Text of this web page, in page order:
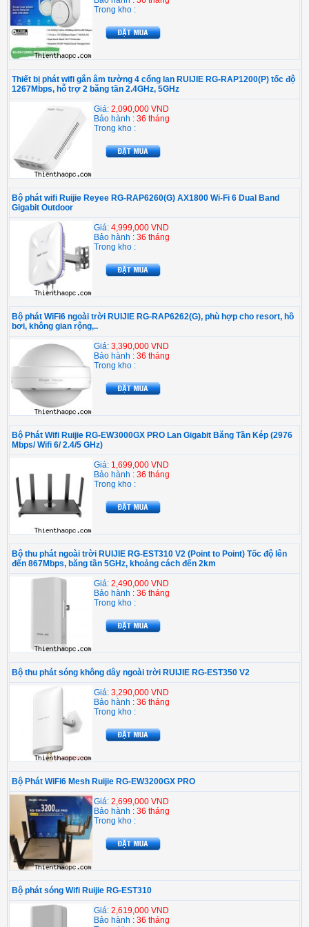
Trong kho :
Thiết bị phát wifi gắn âm tường 4 cổng lan RUIJIE RG-RAP1200(P) tốc độ
1267Mbps, hỗ trợ 2 băng tần 2.4GHz, 5GHz
Giá: 2,090,000 VND
Bảo hành : 36 tháng
Trong kho :
Bộ phát wifi Ruijie Reyee RG-RAP6260(G) AX1800 Wi-Fi 6 Dual Band
Gigabit Outdoor
Giá: 4,999,000 VND
Bảo hành : 36 tháng
Trong kho :
Bộ phát WiFi6 ngoài trời RUIJIE RG-RAP6262(G), phù hợp cho resort, hồ
bơi, không gian rộng,..
Giá: 3,390,000 VND
Bảo hành : 36 tháng
Trong kho :
Bộ Phát Wifi Ruijie RG-EW3000GX PRO Lan Gigabit Băng Tần Kép (2976
Mbps/ Wifi 6/ 2.4/5 GHz)
Giá: 1,699,000 VND
Bảo hành : 36 tháng
Trong kho :
Bộ thu phát ngoài trời RUIJIE RG-EST310 V2 (Point to Point) Tốc độ lên
đến 867Mbps, băng tần 5GHz, khoảng cách đến 2km
Giá: 2,490,000 VND
Bảo hành : 36 tháng
Trong kho :
Bộ thu phát sóng không dây ngoài trời RUIJIE RG-EST350 V2
Giá: 3,290,000 VND
Bảo hành : 36 tháng
Trong kho :
Bộ Phát WiFi6 Mesh Ruijie RG-EW3200GX PRO
Giá: 2,699,000 VND
Bảo hành : 36 tháng
Trong kho :
Bộ phát sóng Wifi Ruijie RG-EST310
Giá: 2,619,000 VND
Bảo hành : 36 tháng